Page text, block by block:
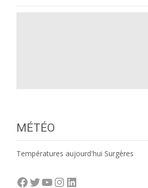
MÉTÉO
Températures aujourd'hui Surgères
Facebook
Twitter
YouTube
Instagram
LinkedIn